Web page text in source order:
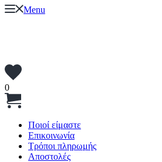
Menu
0
Ποιοί είμαστε
Επικοινωνία
Τρόποι πληρωμής
Αποστολές